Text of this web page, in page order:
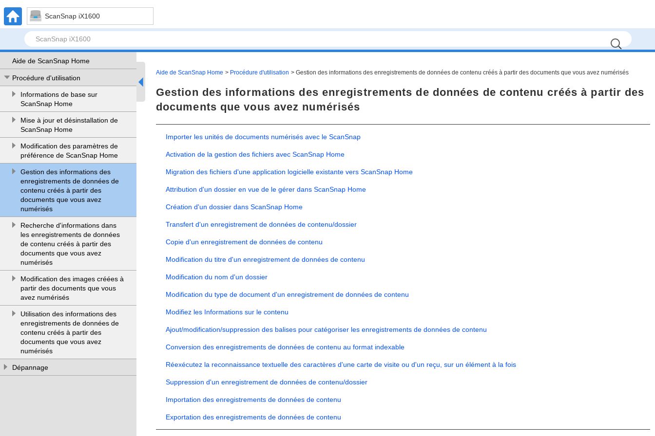
ScanSnap iX1600
Aide de ScanSnap Home
Procédure d'utilisation
Informations de base sur
ScanSnap Home
Mise à jour et désinstallation de
ScanSnap Home
Modification des paramètres de
préférence de ScanSnap Home
Gestion des informations des
enregistrements de données de
contenu créés à partir des
documents que vous avez
numérisés
Recherche d'informations dans
les enregistrements de données
de contenu créés à partir des
documents que vous avez
numérisés
Modification des images créées à
partir des documents que vous
avez numérisés
Utilisation des informations des
enregistrements de données de
contenu créés à partir des
documents que vous avez
numérisés
Dépannage
Aide de ScanSnap Home Procédure d'utilisation Gestion des informations des enregistrements de données de contenu créés à partir des documents que vous avez numérisés
Gestion des informations des enregistrements de données de contenu créés à partir des
documents que vous avez numérisés
Importer les unités de documents numérisés avec le ScanSnap
Activation de la gestion des fichiers avec ScanSnap Home
Migration des fichiers d'une application logicielle existante vers ScanSnap Home
Attribution d'un dossier en vue de le gérer dans ScanSnap Home
Création d'un dossier dans ScanSnap Home
Transfert d'un enregistrement de données de contenu/dossier
Copie d'un enregistrement de données de contenu
Modification du titre d'un enregistrement de données de contenu
Modification du nom d'un dossier
Modification du type de document d'un enregistrement de données de contenu
Modifiez les Informations sur le contenu
Ajout/modification/suppression des balises pour catégoriser les enregistrements de données de contenu
Conversion des enregistrements de données de contenu au format indexable
Réexécutez la reconnaissance textuelle des caractères d'une carte de visite ou d'un reçu, sur un élément à la fois
Suppression d'un enregistrement de données de contenu/dossier
Importation des enregistrements de données de contenu
Exportation des enregistrements de données de contenu